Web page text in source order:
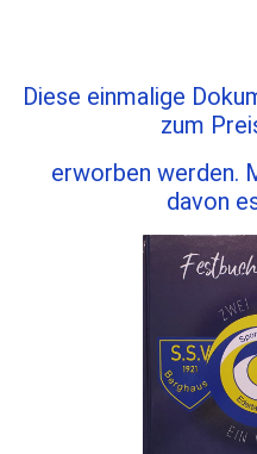
Diese einmalige
zum
erworben werden.
davon